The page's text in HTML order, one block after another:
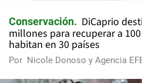
Conservación
DiCaprio
millones para recuperar a
habitan en 30 países
Por Nicole Donoso y Agencia